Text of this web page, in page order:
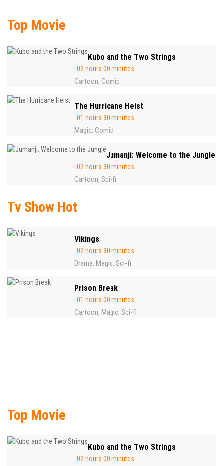
Top Movie
Kubo and the Two Strings
02 hours 00 minutes
Cartoon, Comic
The Hurricane Heist
01 hours 30 minutes
Magic, Comic
Jumanji: Welcome to the Jungle
02 hours 30 minutes
Cartoon, Sci-fi
Tv Show Hot
Vikings
02 hours 30 minutes
Drama, Magic, Sci-fi
Prison Break
01 hours 00 minutes
Cartoon, Magic, Sci-fi
Top Movie
Kubo and the Two Strings
02 hours 00 minutes